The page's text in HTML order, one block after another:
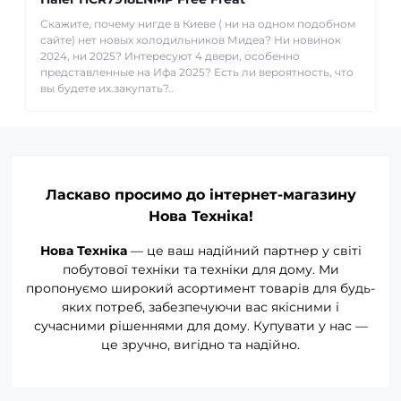
Скажите, почему нигде в Киеве ( ни на одном подобном
сайте) нет новых холодильников Мидеа? Ни новинок
2024, ни 2025? Интересуют 4 двери, особенно
представленные на Ифа 2025? Есть ли вероятность, что
вы будете их.закупать?..
Ласкаво просимо до інтернет-магазину
Нова Техніка!
Нова Техніка— це ваш надійний партнер у світі
побутової техніки та техніки для дому. Ми
пропонуємо широкий асортимент товарів для будь-
яких потреб, забезпечуючи вас якісними і
сучасними рішеннями для дому. Купувати у нас —
це зручно, вигідно та надійно.